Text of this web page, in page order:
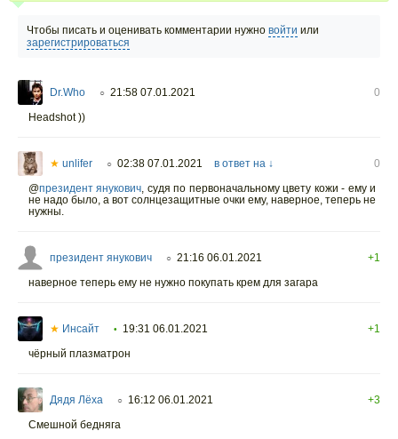
Чтобы писать и оценивать комментарии нужно войти или
зарегистрироваться
Dr.Who ○ 21:58 07.01.2021
0
Headshot ))
★ unlifer ○ 02:38 07.01.2021 в ответ на ↓
0
@президент янукович судя по первоначальному цвету кожи - ему и
не надо было, а вот солнцезащитные очки ему, наверное, теперь не
нужны.
президент янукович ○ 21:16 06.01.2021
+1
наверное теперь ему не нужно покупать крем для загара
★ Инсайт • 19:31 06.01.2021
+1
чёрный плазматрон
Дядя Лёха ○ 16:12 06.01.2021
+3
Смешной бедняга